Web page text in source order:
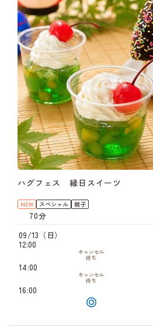
ハグフェス 縁日スイーツ
NEW スペシャル 親子
70分
09/13（日）
12:00
キャンセル
待ち
14:00
キャンセル
待ち
16:00